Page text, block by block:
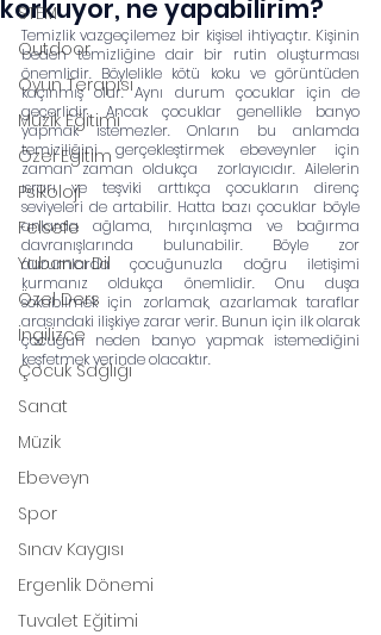
STEM
Outdoor
Oyun Terapisi
Müzik Eğitimi
Özel Eğitim
Psikoloji
Felsefe
Yabancı Dil
Özel Ders
İngilizce
Çocuk Sağlığı
Sanat
Müzik
Ebeveyn
Spor
Sınav Kaygısı
Ergenlik Dönemi
Tuvalet Eğitimi
korkuyor, ne yapabilirim?
Temizlik vazgeçilemez bir kişisel ihtiyaçtır. Kişinin
beden temizliğine dair bir rutin oluşturması
önemlidir. Böylelikle kötü koku ve görüntüden
kaçınmış olur. Aynı durum çocuklar için de
geçerlidir. Ancak çocuklar genellikle banyo
yapmak istemezler. Onların bu anlamda
temiziliğini gerçekleştirmek ebeveynler için
zaman zaman oldukça  zorlayıcıdır. Ailelerin
ısrarı ve teşviki arttıkça çocukların direnç
seviyeleri de artabilir. Hatta bazı çocuklar böyle
anlarda ağlama, hırçınlaşma ve bağırma
davranışlarında bulunabilir. Böyle zor
durumlarda çocuğunuzla doğru iletişimi
kurmanız oldukça önemlidir. Onu duşa
sokabilmek için zorlamak, azarlamak taraflar
arasındaki ilişkiye zarar verir. Bunun için ilk olarak
çocuğun neden banyo yapmak istemediğini
keşfetmek yerinde olacaktır.